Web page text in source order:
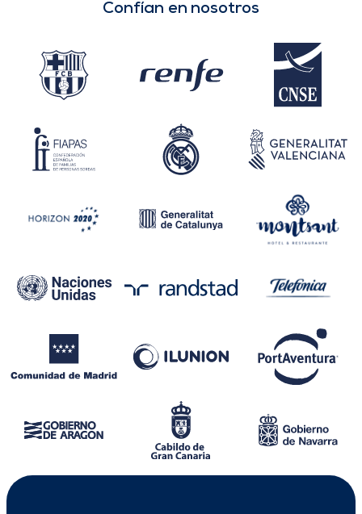
Confían en nosotros